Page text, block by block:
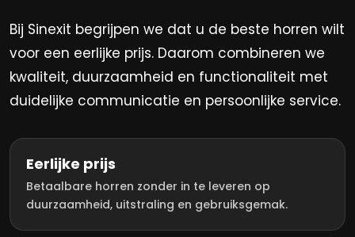
Bij Sinexit begrijpen we dat u de beste horren wilt
voor een eerlijke prijs. Daarom combineren we
kwaliteit, duurzaamheid en functionaliteit met
duidelijke communicatie en persoonlijke service.
Eerlijke prijs
Betaalbare horren zonder in te leveren op
duurzaamheid, uitstraling en gebruiksgemak.